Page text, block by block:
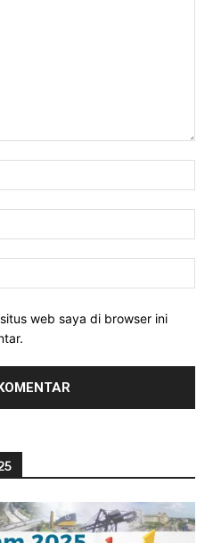
web saya di browser ini